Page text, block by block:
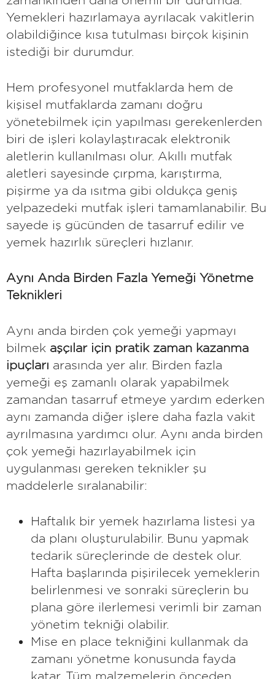
Yemekleri hazırlamaya ayrılacak vakitlerin
olabildiğince kısa tutulması birçok kişinin
istediği bir durumdur.
Hem profesyonel mutfaklarda hem de
kişisel mutfaklarda zamanı doğru
yönetebilmek için yapılması gerekenlerden
biri de işleri kolaylaştıracak elektronik
aletlerin kullanılması olur. Akıllı mutfak
aletleri sayesinde çırpma, karıştırma,
pişirme ya da ısıtma gibi oldukça geniş
yelpazedeki mutfak işleri tamamlanabilir. Bu
sayede iş gücünden de tasarruf edilir ve
yemek hazırlık süreçleri hızlanır.
Aynı Anda Birden Fazla Yemeği Yönetme
Teknikleri
Aynı anda birden çok yemeği yapmayı
bilmek aşçılar için pratik zaman kazanma
ipuçları arasında yer alır. Birden fazla
yemeği eş zamanlı olarak yapabilmek
zamandan tasarruf etmeye yardım ederken
aynı zamanda diğer işlere daha fazla vakit
ayrılmasına yardımcı olur. Aynı anda birden
çok yemeği hazırlayabilmek için
uygulanması gereken teknikler şu
maddelerle sıralanabilir:
Haftalık bir yemek hazırlama listesi ya
da planı oluşturulabilir. Bunu yapmak
tedarik süreçlerinde de destek olur.
Hafta başlarında pişirilecek yemeklerin
belirlenmesi ve sonraki süreçlerin bu
plana göre ilerlemesi verimli bir zaman
yönetim tekniği olabilir.
Mise en place tekniğini kullanmak da
zamanı yönetme konusunda fayda
katar. Tüm malzemelerin önceden